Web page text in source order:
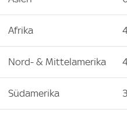
Afrika
Nord- & Mittelamerika
Südamerika